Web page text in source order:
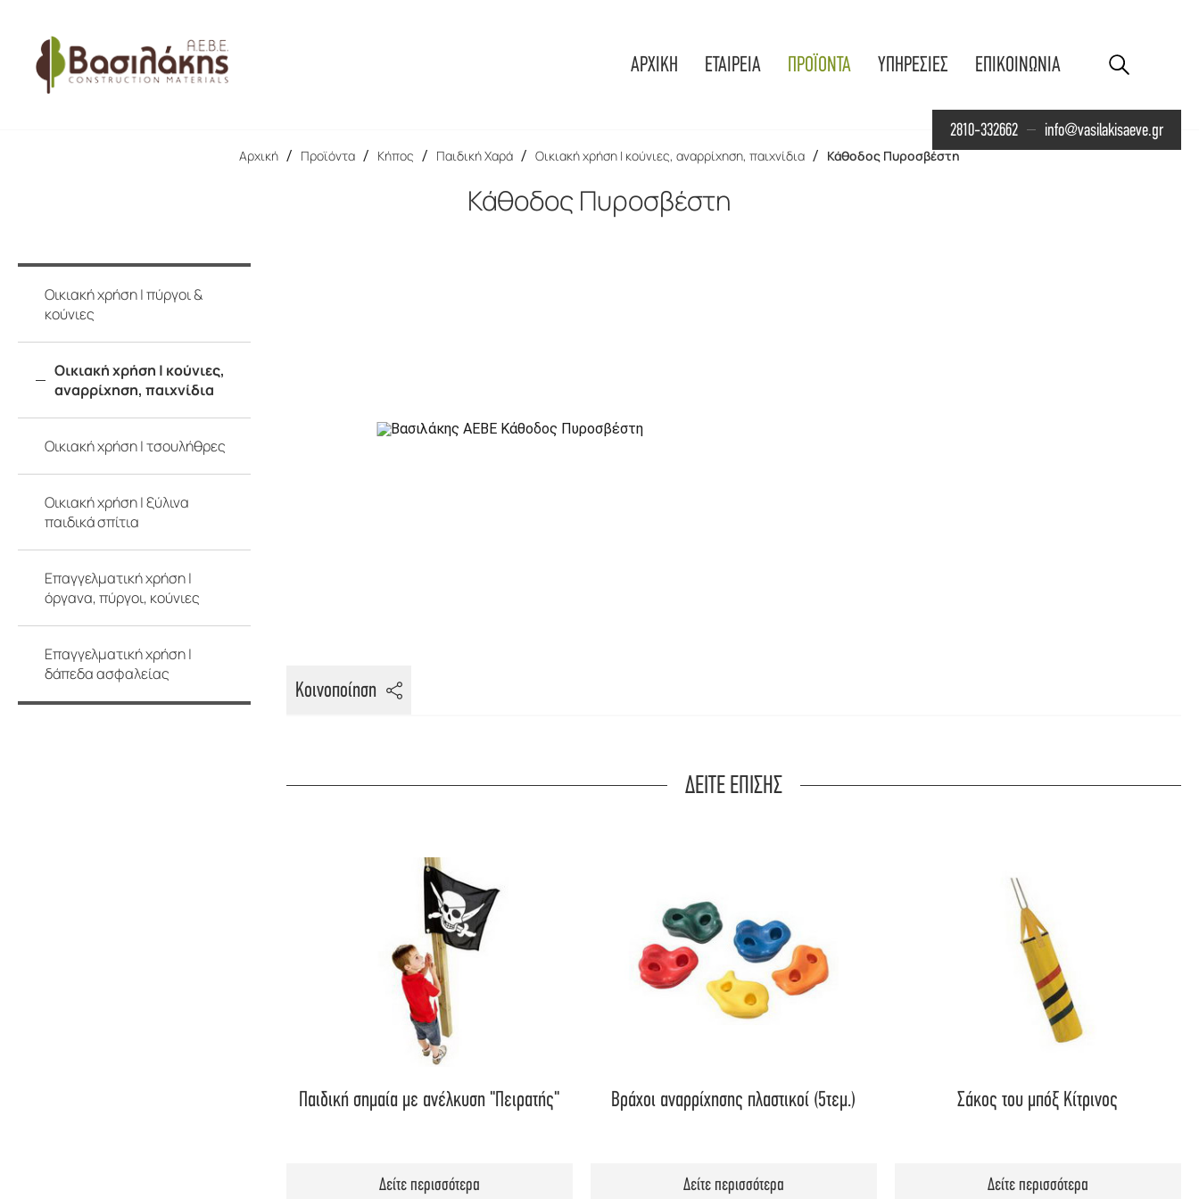
ΑΡΧΙΚΗ ΕΤΑΙΡΕΙΑ ΠΡΟΪΟΝΤΑ ΥΠΗΡΕΣΙΕΣ ΕΠΙΚΟΙΝΩΝΙΑ
ΟΙΚΟΔΟΜΙΚΗ ΞΥΛΕΙΑ
2810-332662 info@vasilakisaeve.gr
Μάθετε περισσότερα
Αρχική / Προϊόντα / Κήπος / Παιδική Χαρά / Οικιακή χρήση | κούνιες, αναρρίχηση, παιχνίδια / Κάθοδος Πυροσβέστη
Κάθοδος Πυροσβέστη
Οικιακή χρήση | πύργοι &
κούνιες
Οικιακή χρήση | κούνιες,
αναρρίχηση, παιχνίδια
Οικιακή χρήση | τσουλήθρες
Οικιακή χρήση | ξύλινα
παιδικά σπίτια
Επαγγελματική χρήση |
όργανα, πύργοι, κούνιες
Επαγγελματική χρήση |
δάπεδα ασφαλείας
Κοινοποίηση
ΔΕΙΤΕ ΕΠΙΣΗΣ
Παιδική σημαία με ανέλκυση "Πειρατής"
Δείτε περισσότερα
Βράχοι αναρρίχησης πλαστικοί (5τεμ.)
Δείτε περισσότερα
Σάκος του μπόξ Κίτρινος
Δείτε περισσότερα